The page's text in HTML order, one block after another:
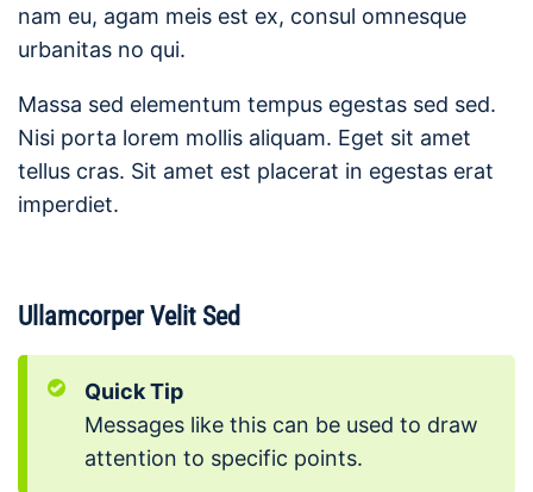
nam eu, agam meis est ex, consul omnesque
urbanitas no qui.
Massa sed elementum tempus egestas sed sed.
Nisi porta lorem mollis aliquam. Eget sit amet
tellus cras. Sit amet est placerat in egestas erat
imperdiet.
Ullamcorper Velit Sed
Quick Tip
Messages like this can be used to draw
attention to specific points.